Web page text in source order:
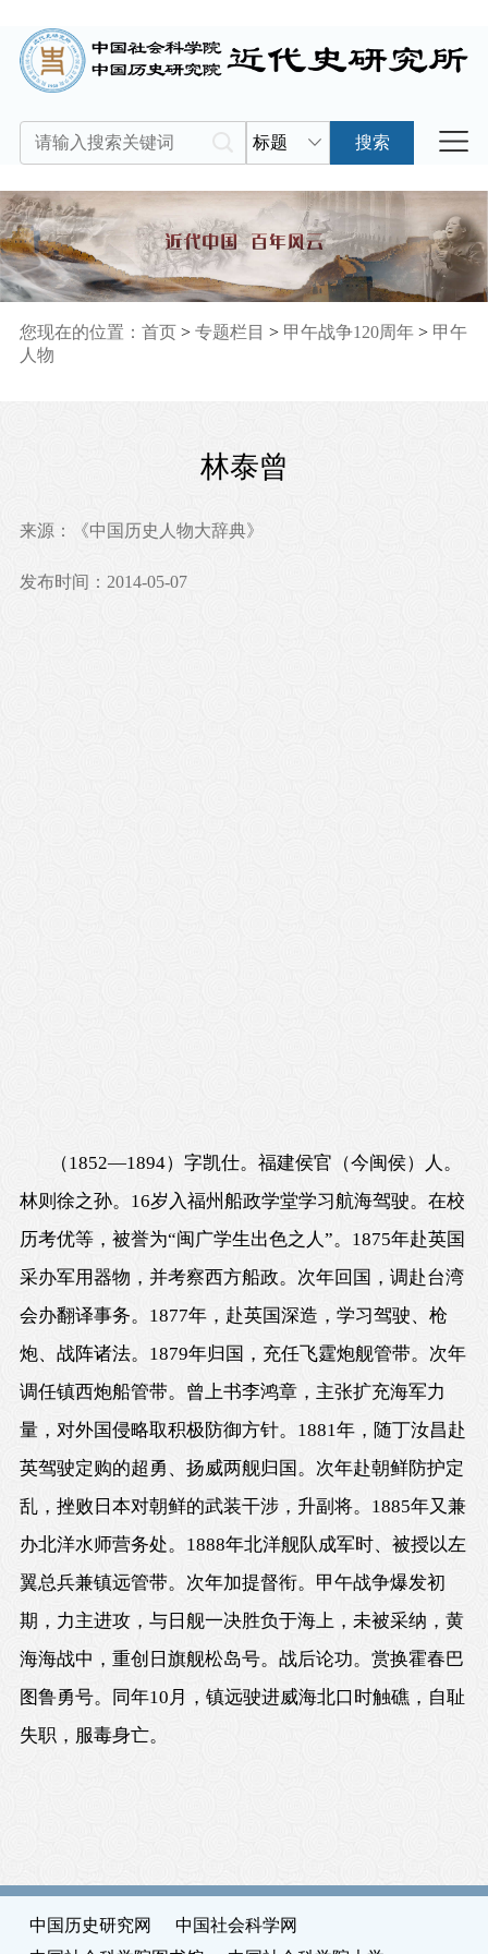
标题 搜索
您现在的位置： 首页> 专题栏目 > 甲午战争120周年> 甲午
人物
林泰曾
来源：《中国历史人物大辞典》
发布时间：2014-05-07
（1852—1894）字凯仕。福建侯官（今闽侯）人。
林则徐之孙。16岁入福州船政学堂学习航海驾驶。在校
历考优等，被誉为“闽广学生出色之人”。1875年赴英国
采办军用器物，并考察西方船政。次年回国，调赴台湾
会办翻译事务。1877年，赴英国深造，学习驾驶、枪
炮、战阵诸法。1879年归国，充任飞霆炮舰管带。次年
调任镇西炮船管带。曾上书李鸿章，主张扩充海军力
量，对外国侵略取积极防御方针。1881年，随丁汝昌赴
英驾驶定购的超勇、扬威两舰归国。次年赴朝鲜防护定
乱，挫败日本对朝鲜的武装干涉，升副将。1885年又兼
办北洋水师营务处。1888年北洋舰队成军时、被授以左
翼总兵兼镇远管带。次年加提督衔。甲午战争爆发初
期，力主进攻，与日舰一决胜负于海上，未被采纳，黄
海海战中，重创日旗舰松岛号。战后论功。赏换霍春巴
图鲁勇号。同年10月，镇远驶进威海北口时触礁，自耻
失职，服毒身亡。
中国历史研究网
中国社会科学网